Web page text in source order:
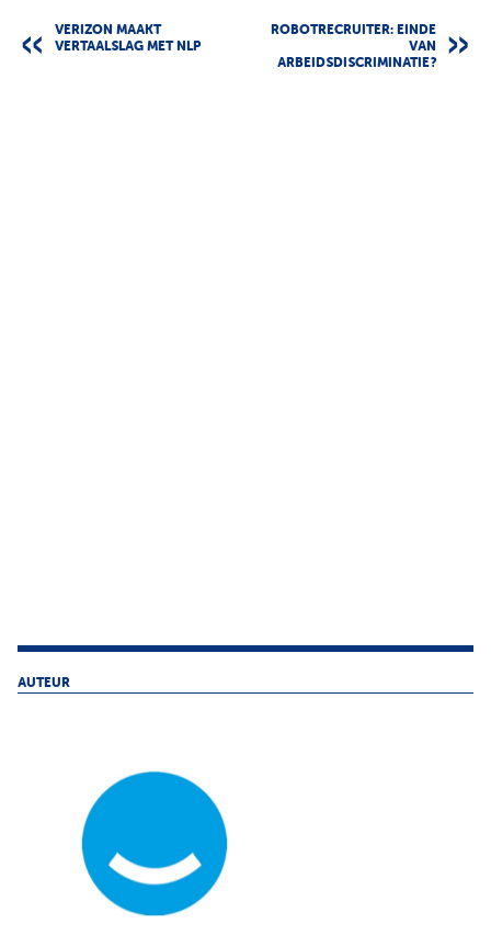
VERIZON MAAKT
VERTAALSLAG MET NLP
ROBOTRECRUITER: EINDE
VAN
ARBEIDSDISCRIMINATIE?
AUTEUR